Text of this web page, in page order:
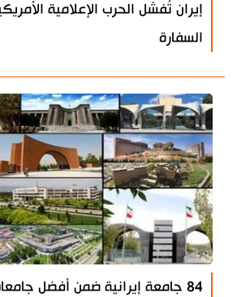
إيران تُفشل الحرب الإعلامية
السفارة
84 جامعة إيرانية ضمن أفضل